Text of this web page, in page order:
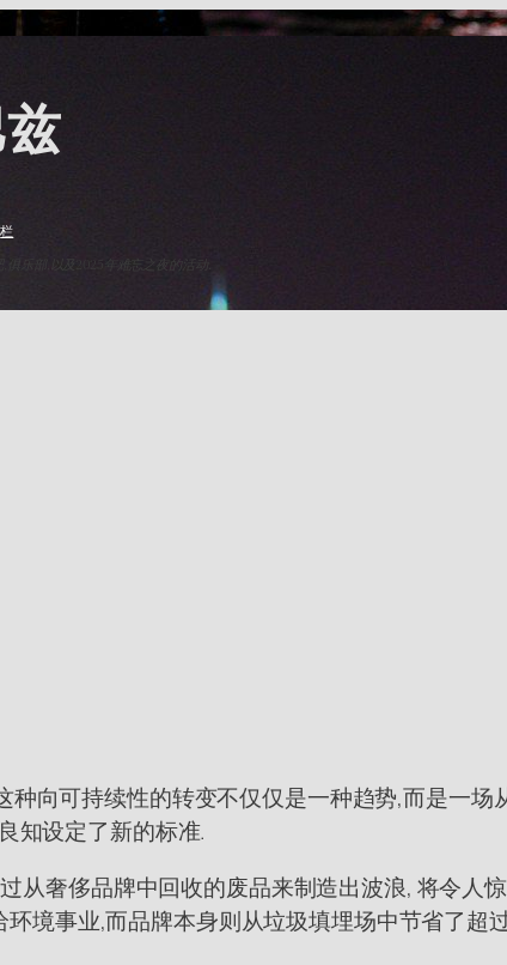
栏
俱乐部,以及2025年难忘之夜的活动.
向可持续性的转变不仅仅是一种趋势,而是一场
知设定了新的标准.
从奢侈品牌中回收的废品来制造出波浪, 将令人
境事业,而品牌本身则从垃圾填埋场中节省了超